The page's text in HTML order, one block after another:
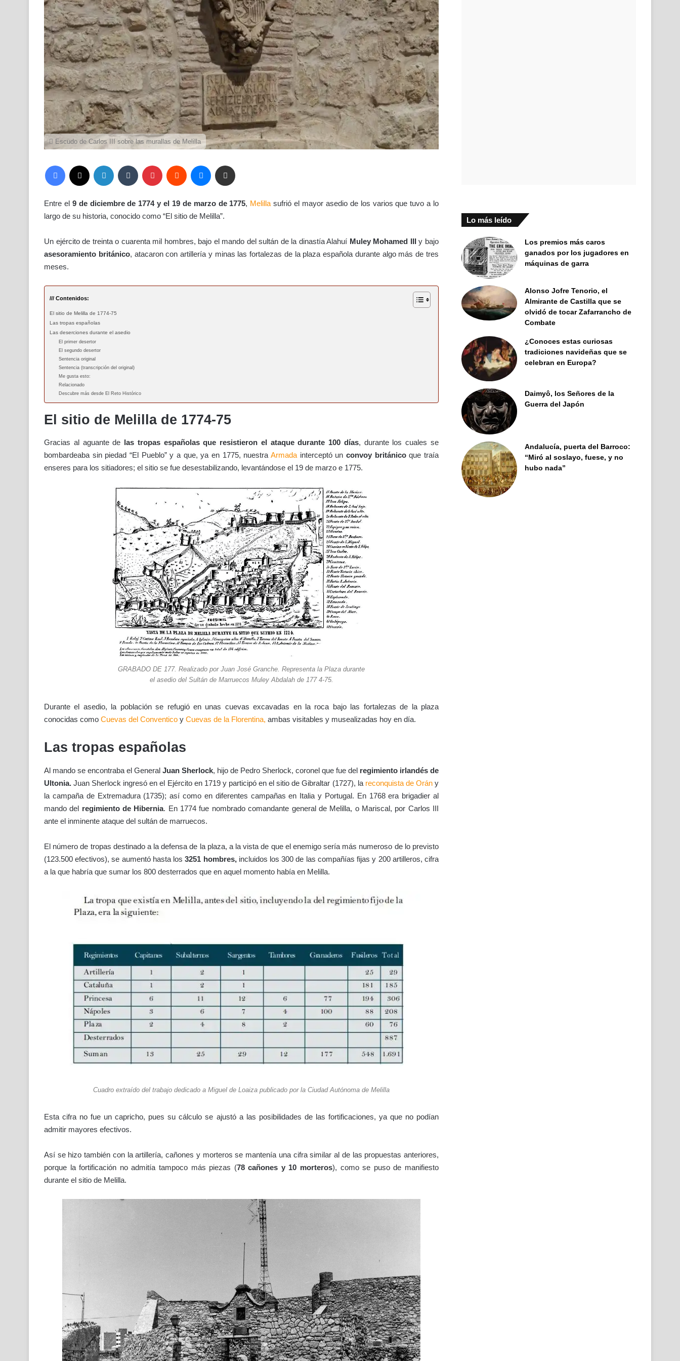
Escudo de Carlos III sobre las murallas de Melilla
Facebook LinkedIn Tumblr Pinterest Reddit Messenger
Entre el 9 de diciembre de 1774 y el 19 de marzo de 1775, Melilla sufrió el mayor asedio de los varios que tuvo a lo
largo de su historia, conocido como “El sitio de Melilla”.
Un ejército de treinta o cuarenta mil hombres, bajo el mando del sultán de la dinastía Alahuí Muley Mohamed IIIy bajo
asesoramiento británico, atacaron con artillería y minas las fortalezas de la plaza española durante algo más de tres
meses.
/// Contenidos:
El sitio de Melilla de 1774-75
Las tropas españolas
Las deserciones durante el asedio
El primer desertor
El segundo desertor
Sentencia original
Sentencia (transcripción del original)
Me gusta esto:
Relacionado
Descubre más desde El Reto Histórico
El sitio de Melilla de 1774-75
Gracias al aguante de las tropas españolas que resistieron el ataque durante 100 días, durante los cuales se
bombardeaba sin piedad “El Pueblo” y a que, ya en 1775, nuestra Armada interceptó un convoy británicoque traía
enseres para los sitiadores; el sitio se fue desestabilizando, levantándose el 19 de marzo e 1775.
GRABADO DE 177. Realizado por Juan José Granche. Representa la Plaza durante
el asedio del Sultán de Marruecos Muley Abdalah de 177 4-75.
Durante el asedio, la población se refugió en unas cuevas excavadas en la roca bajo las fortalezas de la plaza
conocidas como Cuevas del Conventico y Cuevas de la Florentina, ambas visitables y musealizadas hoy en día.
Las tropas españolas
Al mando se encontraba el General Juan Sherlock, hijo de Pedro Sherlock, coronel que fue del regimiento irlandés de
Ultonia.Juan Sherlock ingresó en el Ejército en 1719 y participó en el sitio de Gibraltar (1727), la reconquista de Orány
la campaña de Extremadura (1735); así como en diferentes campañas en Italia y Portugal. En 1768 era brigadier al
mando del regimiento de Hibernia. En 1774 fue nombrado comandante general de Melilla, o Mariscal, por Carlos III
ante el inminente ataque del sultán de marruecos.
El número de tropas destinado a la defensa de la plaza, a la vista de que el enemigo sería más numeroso de lo previsto
(123.500 efectivos), se aumentó hasta los3251 hombres,incluidos los 300 de las compañías fijas y 200 artilleros, cifra
a la que habría que sumar los 800 desterrados que en aquel momento había en Melilla.
Cuadro extraído del trabajo dedicado a Miguel de Loaiza publicado por la Ciudad Autónoma de Melilla
Esta cifra no fue un capricho, pues su cálculo se ajustó a las posibilidades de las fortificaciones, ya que no podían
admitir mayores efectivos.
Así se hizo también con la artillería, cañones y morteros se mantenía una cifra similar al de las propuestas anteriores,
porque la fortificación no admitía tampoco más piezas (78 cañones y 10 morteros), como se puso de manifiesto
durante el sitio de Melilla.
Lo más leído
Los premios más caros
ganados por los jugadores en
máquinas de garra
Alonso Jofre Tenorio, el
Almirante de Castilla que se
olvidó de tocar Zafarrancho de
Combate
¿Conoces estas curiosas
tradiciones navideñas que se
celebran en Europa?
Daimyô, los Señores de la
Guerra del Japón
Andalucía, puerta del Barroco:
“Miró al soslayo, fuese, y no
hubo nada”